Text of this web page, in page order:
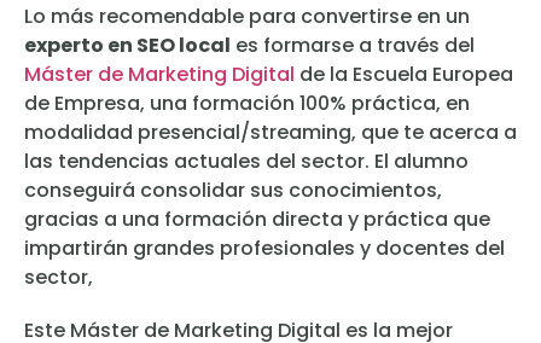
Lo más recomendable para convertirse en un
experto en SEO local es formarse a través del
Máster de Marketing Digital de la Escuela Europea
de Empresa, una formación 100% práctica, en
modalidad presencial/streaming, que te acerca a
las tendencias actuales del sector. El alumno
conseguirá consolidar sus conocimientos,
gracias a una formación directa y práctica que
impartirán grandes profesionales y docentes del
sector,
Este Máster de Marketing Digital es la mejor